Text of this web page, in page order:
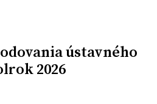
ústavného
2026